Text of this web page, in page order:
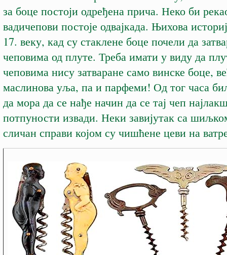
за боце постоји одређена прича. Неко би
вадичепови постоје одвајкада. Њихова
17. веку, кад су стаклене боце почели да
чеповима од плуте. Треба имати у виду да
чеповима нису затваране само винске боце,
маслинова уља, па и парфеми! Од тог часа
да мора да се нађе начин да се тај чеп
потпуности извади. Неки завијутак са
сличан справи којом су чишћене цеви на